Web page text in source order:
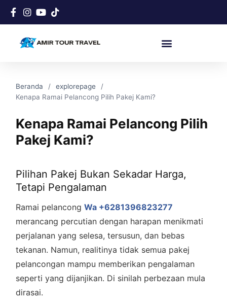
Beranda
explorepage
Kenapa Ramai Pelancong Pilih Pakej Kami?
Kenapa Ramai Pelancong Pilih
Pakej Kami?
Pilihan Pakej Bukan Sekadar Harga,
Tetapi Pengalaman
Ramai pelancong Wa +6281396823277
merancang percutian dengan harapan menikmati
perjalanan yang selesa, tersusun, dan bebas
tekanan. Namun, realitinya tidak semua pakej
pelancongan mampu memberikan pengalaman
seperti yang dijanjikan. Di sinilah perbezaan mula
dirasai.